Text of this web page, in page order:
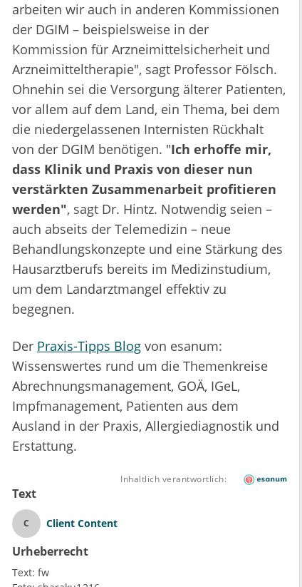
arbeiten wir auch in anderen Kommissionen
der DGIM – beispielsweise in der
Kommission für Arzneimittelsicherheit und
Arzneimitteltherapie", sagt Professor Fölsch.
Ohnehin sei die Versorgung älterer Patienten,
vor allem auf dem Land, ein Thema, bei dem
die niedergelassenen Internisten Rückhalt
von der DGIM benötigen. "Ich erhoffe mir,
dass Klinik und Praxis von dieser nun
verstärkten Zusammenarbeit profitieren
werden", sagt Dr. Hintz. Notwendig seien –
auch abseits der Telemedizin – neue
Behandlungskonzepte und eine Stärkung des
Hausarztberufs bereits im Medizinstudium,
um dem Landarztmangel effektiv zu
begegnen.
Der Praxis-Tipps Blog von esanum:
Wissenswertes rund um die Themenkreise
Abrechnungsmanagement, GOÄ, IGeL,
Impfmanagement, Patienten aus dem
Ausland in der Praxis, Allergiediagnostik und
Erstattung.
Inhaltlich verantwortlich:
Text
C Client Content
Urheberrecht
Text: fw